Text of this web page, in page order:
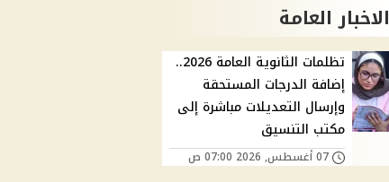
الاخبار العامة
تظلمات الثانوية العامة 2026..
إضافة الدرجات المستحقة
وإرسال التعديلات مباشرة إلى
مكتب التنسيق
07 أغسطس, 2026 07:00 ص